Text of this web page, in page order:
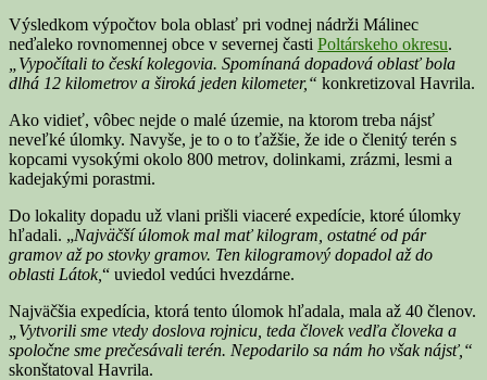
Výsledkom výpočtov bola oblasť pri vodnej nádrži Málinec
neďaleko rovnomennej obce v severnej časti Poltárskeho okresu.
„Vypočítali to českí kolegovia. Spomínaná dopadová oblasť bola
dlhá 12 kilometrov a široká jeden kilometer,“ konkretizoval Havrila.
Ako vidieť, vôbec nejde o malé územie, na ktorom treba nájsť
neveľké úlomky. Navyše, je to o to ťažšie, že ide o členitý terén s
kopcami vysokými okolo 800 metrov, dolinkami, zrázmi, lesmi a
kadejakými porastmi.
Do lokality dopadu už vlani prišli viaceré expedície, ktoré úlomky
hľadali. „Najväčší úlomok mal mať kilogram, ostatné od pár
gramov až po stovky gramov. Ten kilogramový dopadol až do
oblasti Látok,“ uviedol vedúci hvezdárne.
Najväčšia expedícia, ktorá tento úlomok hľadala, mala až 40 členov.
„Vytvorili sme vtedy doslova rojnicu, teda človek vedľa človeka a
spoločne sme prečesávali terén. Nepodarilo sa nám ho však nájsť,“
skonštatoval Havrila.